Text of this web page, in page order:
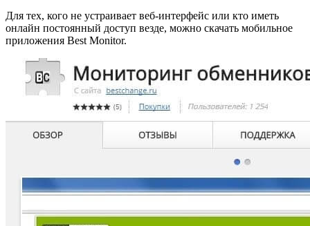
Для тех, кого не устраивает веб-интерфейс или кто иметь
онлайн постоянный доступ везде, можно скачать мобильное
приложения Best Monitor.